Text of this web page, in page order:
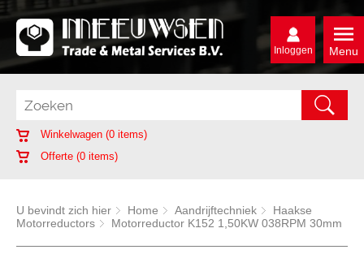
Menu
Inloggen
Winkelwagen (0 items)
Offerte (0 items)
U bevindt zich hier Home Aandrijftechniek
Haakse
Motorreductors
Motorreductor K152 1,50KW 038RPM 30mm